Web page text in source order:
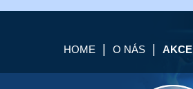
HOME O NÁS